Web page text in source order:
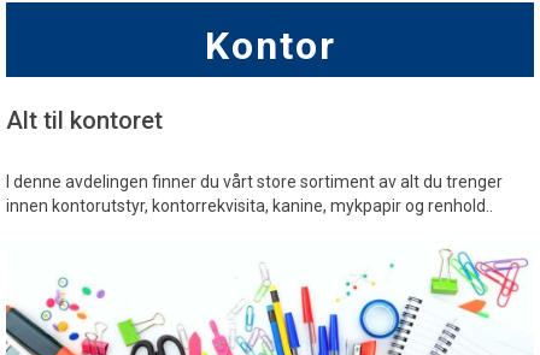
Kontor
Alt til kontoret
I denne avdelingen finner du vårt store sortiment av alt du trenger
innen kontorutstyr, kontorrekvisita, kanine, mykpapir og renhold..